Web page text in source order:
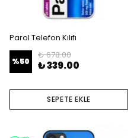
Parol Telefon Kılıfı
%50
₺ 678.00
₺ 339.00
SEPETE EKLE